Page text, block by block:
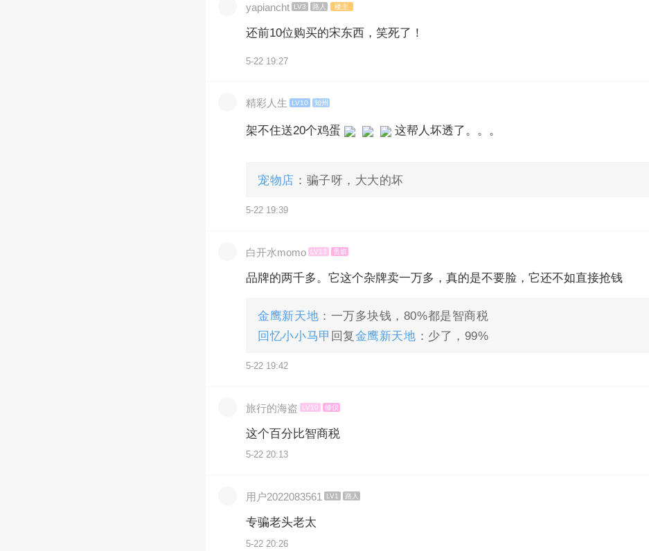
yapiancht LV3 路人 楼主
还前10位购买的宋东西，笑死了！
5-22 19:27
精彩人生 LV10 知州
架不住送20个鸡蛋 这帮人坏透了。。。
宠物店 ：骗子呀，大大的坏
5-22 19:39
白开水momo LV13 贵嫔
品牌的两千多。它这个杂牌卖一万多，真的是不要脸，它还不如直接抢钱
金鹰新天地 ：一万多块钱，80%都是智商税
回忆小小马甲 回复金鹰新天地 ：少了，99%
5-22 19:42
旅行的海盗 LV10 修仪
这个百分比智商税
5-22 20:13
用户2022083561 LV1 路人
专骗老头老太
5-22 20:26